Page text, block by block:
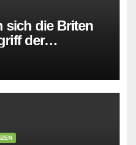
sich die Briten
der
befreien?